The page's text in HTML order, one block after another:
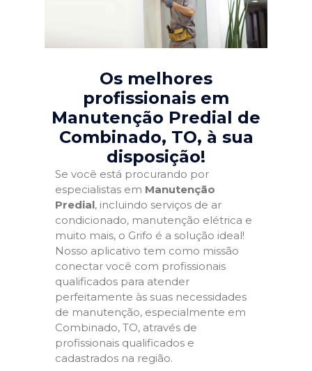
Os melhores
profissionais em
Manutenção Predial de
Combinado, TO, à sua
disposição!
Se você está procurando por
especialistas em Manutenção
Predial, incluindo serviços de ar
condicionado, manutenção elétrica e
muito mais, o Grifo é a solução ideal!
Nosso aplicativo tem como missão
conectar você com profissionais
qualificados para atender
perfeitamente às suas necessidades
de manutenção, especialmente em
Combinado, TO, através de
profissionais qualificados e
cadastrados na região.